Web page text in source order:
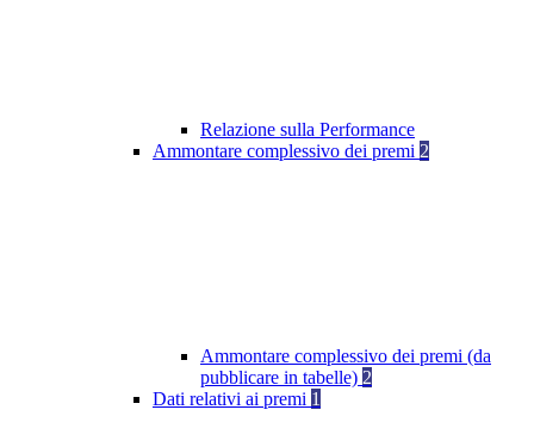
Relazione sulla Performance
Ammontare complessivo dei premi 2
Ammontare complessivo dei premi (da
pubblicare in tabelle) 2
Dati relativi ai premi 1